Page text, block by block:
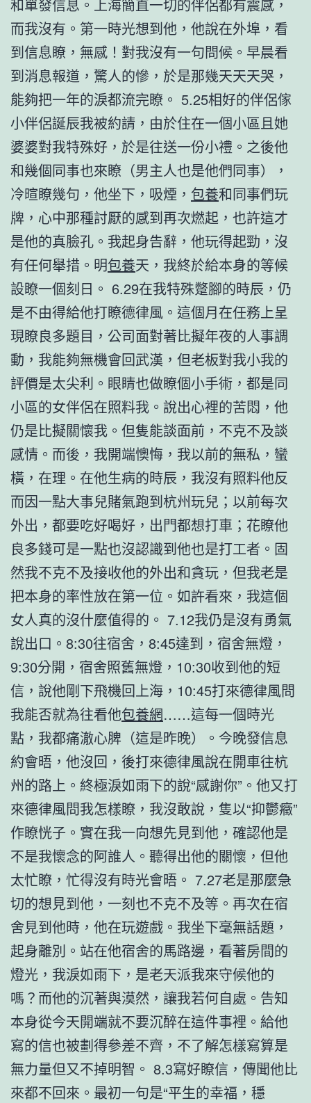
和單發信息。上海簡直一切的伴侶都有震感，
而我沒有。第一時光想到他，他說在外埠，看
到信息瞭，無感！對我沒有一句問候。早晨看
到消息報道，驚人的慘，於是那幾天天天哭，
能夠把一年的淚都流完瞭。 5.25相好的伴侶傢
小伴侶誕辰我被約請，由於住在一個小區且她
婆婆對我特殊好，於是往送一份小禮。之後他
和幾個同事也來瞭（男主人也是他們同事），
冷暄瞭幾句，他坐下，吸煙， 包養和同事們玩
牌，心中那種討厭的感到再次燃起，也許這才
是他的真臉孔。我起身告辭，他玩得起勁，沒
有任何舉措。明包養天，我終於給本身的等候
設瞭一個刻日。 6.29在我特殊蹩腳的時辰，仍
是不由得給他打瞭德律風。這個月在任務上呈
現瞭良多題目，公司面對著比擬年夜的人事調
動，我能夠無機會回武漢，但老板對我小我的
評價是太尖利。眼睛也做瞭個小手術，都是同
小區的女伴侶在照料我。說出心裡的苦悶，他
仍是比擬關懷我。但隻能談面前，不克不及談
感情。而後，我開端懊悔，我以前的無私，蠻
橫，在理。在他生病的時辰，我沒有照料他反
而因一點大事兒賭氣跑到杭州玩兒；以前每次
外出，都要吃好喝好，出門都想打車；花瞭他
良多錢可是一點也沒認識到他也是打工者。固
然我不克不及接收他的外出和貪玩，但我老是
把本身的率性放在第一位。如許看來，我這個
女人真的沒什麼值得的。 7.12我仍是沒有勇氣
說出口。8:30往宿舍，8:45達到，宿舍無燈，
9:30分開，宿舍照舊無燈，10:30收到他的短
信，說他剛下飛機回上海，10:45打來德律風問
我能否就為往看他包養網……這每一個時光
點，我都痛澈心脾（這是昨晚）。今晚發信息
約會晤，他沒回，後打來德律風說在開車往杭
州的路上。終極淚如雨下的說“感謝你”。他又打
來德律風問我怎樣瞭，我沒敢說，隻以“抑鬱癥”
作瞭恍子。實在我一向想先見到他，確認他是
不是我懷念的阿誰人。聽得出他的關懷，但他
太忙瞭，忙得沒有時光會晤。 7.27老是那麼急
切的想見到他，一刻也不克不及等。再次在宿
舍見到他時，他在玩遊戲。我坐下毫無話題，
起身離別。站在他宿舍的馬路邊，看著房間的
燈光，我淚如雨下，是老天派我來守候他的
嗎？而他的沉著與漠然，讓我若何自處。告知
本身從今天開端就不要沉醉在這件事裡。給他
寫的信也被劃得參差不齊，不了解怎樣寫算是
無力量但又不掉明智。 8.3寫好瞭信，傳聞他比
來都不回來。最初一句是“平生的幸福，穩